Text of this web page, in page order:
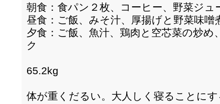
朝食：食パン２枚、コーヒー、野菜ジュ
昼食：ご飯、みそ汁、厚揚げと野菜味噌
夕食：ご飯、魚汁、鶏肉と空芯菜の炒
ク
65.2kg
体が重くだるい。大人しく寝ることに